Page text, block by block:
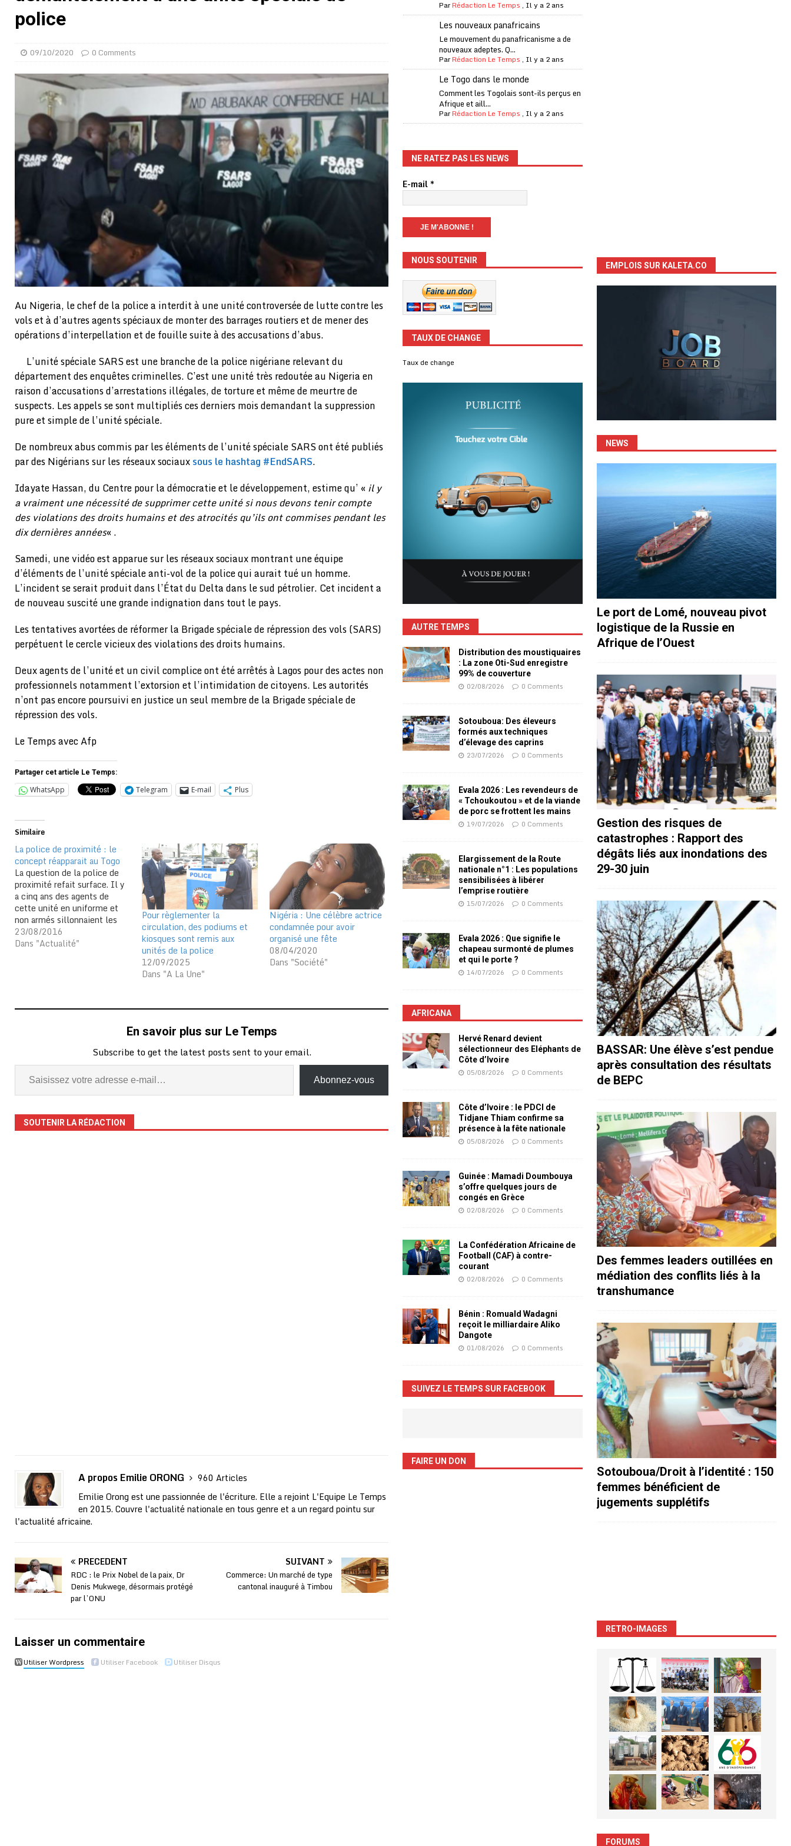
A LA UNE
[ 01/08/2026 ] Quatre candidats à la succession d’Infantino à la tête de la FIFA
[ 01/08/2026 ] Bénin : Romuald Wadagni reçoit le milliardaire Aliko Dangote
A LA UNE
[ 31/07/2026 ] Niger : le FMI débloque une bouffée d’oxygène financière
ECONOMIE
[ 31/07/2026 ]
Franco Baresi, légendaire défenseur de l’Italie et de l’AC Milan, est mort à 66 ans
A LA UNE
[ 31/07/2026 ] Benjamin Mendy a vendu aux enchères son trophée de la Coupe du monde
[ 31/07/2026 ] Bénin : les membres du Sénat installés
A LA UNE
[ 31/07/2026 ]
Projet d’investisseurs à la Fifa: l’UEFA menace à «l’unanimité» d’un boycott des Coupes du monde
BUSINESS
[ 30/07/2026 ]
Mali : au moins 19 soldats exécutés, Amnesty International exige une enquête
[ 05/08/2026 ]
Hervé Renard devient sélectionneur des Eléphants de Côte d’Ivoire A LA UNE
police
09/10/2020 0 Comments
Au Nigeria, le chef de la police a interdit à une unité controversée de lutte contre les
vols et à d’autres agents spéciaux de monter des barrages routiers et de mener des
opérations d’interpellation et de fouille suite à des accusations d’abus.
L’unité spéciale SARS est une branche de la police nigériane relevant du
département des enquêtes criminelles. C’est une unité très redoutée au Nigeria en
raison d’accusations d’arrestations illégales, de torture et même de meurtre de
suspects. Les appels se sont multipliés ces derniers mois demandant la suppression
pure et simple de l’unité spéciale.
De nombreux abus commis par les éléments de l’unité spéciale SARS ont été publiés
par des Nigérians sur les réseaux sociauxsous le hashtag #EndSARS.
Idayate Hassan, du Centre pour la démocratie et le développement, estime qu’ « il y
a vraiment une nécessité de supprimer cette unité si nous devons tenir compte
des violations des droits humains et des atrocités qu’ils ont commises pendant les
dix dernières années« .
Samedi, une vidéo est apparue sur les réseaux sociaux montrant une équipe
d’éléments de l’unité spéciale anti-vol de la police qui aurait tué un homme.
L’incident se serait produit dans l’État du Delta dans le sud pétrolier. Cet incident a
de nouveau suscité une grande indignation dans tout le pays.
Les tentatives avortées de réformer la Brigade spéciale de répression des vols (SARS)
perpétuent le cercle vicieux des violations des droits humains.
Deux agents de l’unité et un civil complice ont été arrêtés à Lagos pour des actes non
professionnels notamment l’extorsion et l’intimidation de citoyens. Les autorités
n’ont pas encore poursuivi en justice un seul membre de la Brigade spéciale de
répression des vols.
Le Temps avec Afp
Partager cet article Le Temps:
WhatsApp Telegram E-mail Plus
Similaire
La police de proximité : le
concept réapparait au Togo
La question de la police de
proximité refait surface. Il y
a cinq ans des agents de
cette unité en uniforme et
non armés sillonnaient les
ruelles des quartiers de Lomé
et les environs. Ils
23/08/2016
Dans "Actualité"
Pour règlementer la
circulation, des podiums et
kiosques sont remis aux
unités de la police
12/09/2025
Dans "A La Une"
Nigéria : Une célèbre actrice
condamnée pour avoir
organisé une fête
08/04/2020
Dans "Société"
En savoir plus sur Le Temps
Subscribe to get the latest posts sent to your email.
Abonnez-vous
SOUTENIR LA RÉDACTION
A propos Emilie ORONG
960 Articles
Emilie Orong est une passionnée de l'écriture. Elle a rejoint L'Equipe Le Temps
en 2015. Couvre l'actualité nationale en tous genre et a un regard pointu sur
l'actualité africaine.
PRÉCÉDENT
RDC : le Prix Nobel de la paix, Dr
Denis Mukwege, désormais protégé
par l’ONU
SUIVANT
Commerce: Un marché de type
cantonal inauguré à Timbou
Laisser un commentaire
Utiliser Wordpress Utiliser Facebook Utiliser Disqus
ParRédaction Le Temps , Il y a 2 ans
Les nouveaux panafricains
Le mouvement du panafricanisme a de
nouveaux adeptes. Q...
ParRédaction Le Temps , Il y a 2 ans
Le Togo dans le monde
Comment les Togolais sont-ils perçus en
Afrique et aill...
ParRédaction Le Temps , Il y a 2 ans
NE RATEZ PAS LES NEWS
E-mail*
NOUS SOUTENIR
TAUX DE CHANGE
Taux de change
AUTRE TEMPS
Distribution des moustiquaires
: La zone Oti-Sud enregistre
99% de couverture
02/08/2026 0 Comments
Sotouboua: Des éleveurs
formés aux techniques
d’élevage des caprins
23/07/2026 0 Comments
Evala 2026 : Les revendeurs de
« Tchoukoutou » et de la viande
de porc se frottent les mains
19/07/2026 0 Comments
Elargissement de la Route
nationale n°1 : Les populations
sensibilisées à libérer
l’emprise routière
15/07/2026 0 Comments
Evala 2026 : Que signifie le
chapeau surmonté de plumes
et qui le porte ?
14/07/2026 0 Comments
AFRICANA
Hervé Renard devient
sélectionneur des Eléphants de
Côte d’Ivoire
05/08/2026 0 Comments
Côte d’Ivoire : le PDCI de
Tidjane Thiam confirme sa
présence à la fête nationale
05/08/2026 0 Comments
Guinée : Mamadi Doumbouya
s’offre quelques jours de
congés en Grèce
02/08/2026 0 Comments
La Confédération Africaine de
Football (CAF) à contre-
courant
02/08/2026 0 Comments
Bénin : Romuald Wadagni
reçoit le milliardaire Aliko
Dangote
01/08/2026 0 Comments
SUIVEZ LE TEMPS SUR FACEBOOK
FAIRE UN DON
EMPLOIS SUR KALETA.CO
NEWS
Le port de Lomé, nouveau pivot
logistique de la Russie en
Afrique de l’Ouest
Gestion des risques de
catastrophes : Rapport des
dégâts liés aux inondations des
29-30 juin
BASSAR: Une élève s’est pendue
après consultation des résultats
de BEPC
Des femmes leaders outillées en
médiation des conflits liés à la
transhumance
Sotouboua/Droit à l’identité : 150
femmes bénéficient de
jugements supplétifs
RETRO-IMAGES
FORUMS